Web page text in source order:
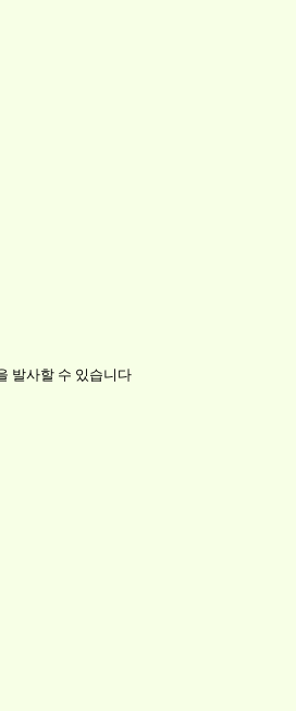
발사할 수 있습니다